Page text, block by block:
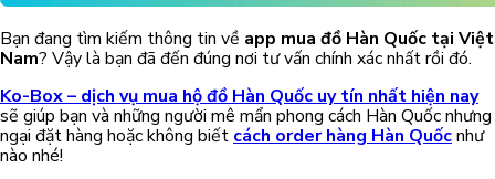
Bạn đang tìm kiếm thông tin về app mua đồ Hàn Quốc tại Việt
Nam? Vậy là bạn đã đến đúng nơi tư vấn chính xác nhất rồi đó.
Ko-Box – dịch vụ mua hộ đồ Hàn Quốc uy tín nhất hiện nay
sẽ giúp bạn và những người mê mẩn phong cách Hàn Quốc nhưng
ngại đặt hàng hoặc không biết cách order hàng Hàn Quốcnhư
nào nhé!